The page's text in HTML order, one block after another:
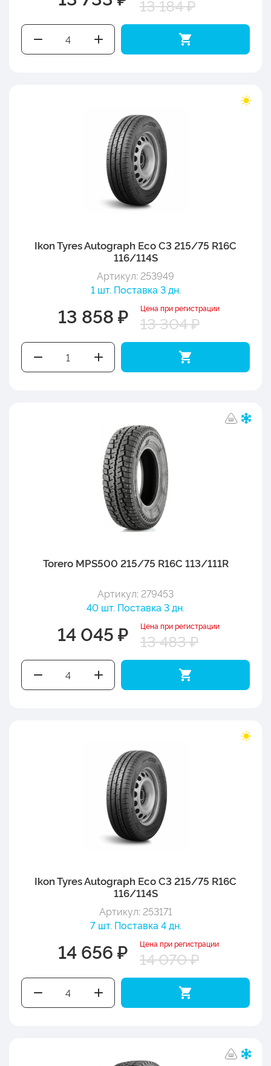
13 184 ₽
Ikon Tyres Autograph Eco C3 215/75 R16C
116/114S
Артикул: 253949
1 шт. Поставка 3 дн.
13 858 ₽ Цена при регистрации
13 304 ₽
Torero MPS500 215/75 R16C 113/111R
Артикул: 279453
40 шт. Поставка 3 дн.
14 045 ₽ Цена при регистрации
13 483 ₽
Ikon Tyres Autograph Eco C3 215/75 R16C
116/114S
Артикул: 253171
7 шт. Поставка 4 дн.
14 656 ₽ Цена при регистрации
14 070 ₽